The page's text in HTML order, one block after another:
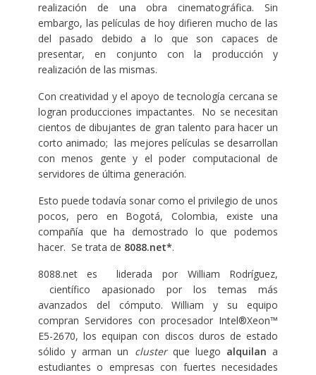
realización de una obra cinematográfica. Sin
embargo, las películas de hoy difieren mucho de las
del pasado debido a lo que son capaces de
presentar, en conjunto con la producción y
realización de las mismas.
Con creatividad y el apoyo de tecnología cercana se
logran producciones impactantes. No se necesitan
cientos de dibujantes de gran talento para hacer un
corto animado; las mejores películas se desarrollan
con menos gente y el poder computacional de
servidores de última generación.
Esto puede todavía sonar como el privilegio de unos
pocos, pero en Bogotá, Colombia, existe una
compañía que ha demostrado lo que podemos
hacer. Se trata de 8088.net*.
8088.net es liderada por William Rodríguez,
científico apasionado por los temas más
avanzados del cómputo. William y su equipo
compran Servidores con procesador Intel®Xeon™
E5-2670, los equipan con discos duros de estado
sólido y arman un clusterque luego alquilan a
estudiantes o empresas con fuertes necesidades